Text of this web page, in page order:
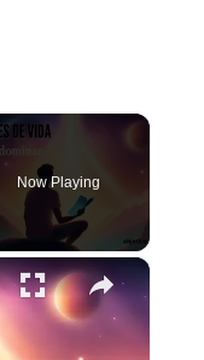
Now Playing
×